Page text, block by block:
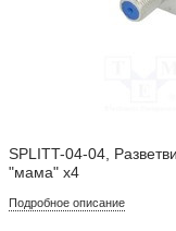
SPLITT-04-04,
"мама" x4
Подробное описание